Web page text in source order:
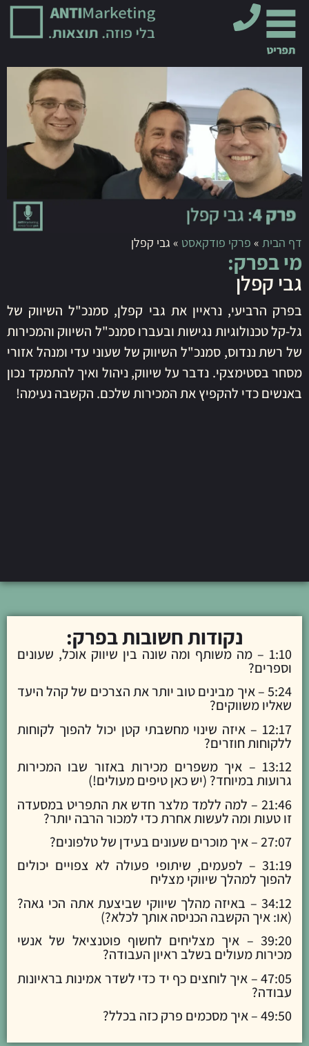
דף הבית » פרקי פודקאסט » גבי קפלן
מי בפרק:
גבי קפלן
בפרק הרביעי, נראיין את גבי קפלן, סמנכ"ל השיווק של
גל-קל טכנולוגיות נגישות ובעברו סמנכ"ל השיווק והמכירות
של רשת ננדוס, סמנכ"ל השיווק של שעוני עדי ומנהל אזורי
מסחר בסטימצקי. נדבר על שיווק, ניהול ואיך להתמקד נכון
באנשים כדי להקפיץ את המכירות שלכם. הקשבה נעימה!
נקודות חשובות בפרק:
1:10 – מה משותף ומה שונה בין שיווק אוכל, שעונים
וספרים?
5:24 – איך מבינים טוב יותר את הצרכים של קהל היעד
שאליו משווקים?
12:17 – איזה שינוי מחשבתי קטן יכול להפוך לקוחות
ללקוחות חוזרים?
13:12 – איך משפרים מכירות באזור שבו המכירות
גרועות במיוחד? (יש כאן טיפים מעולים!)
21:46 – למה ללמד מלצר חדש את התפריט במסעדה
זו טעות ומה לעשות אחרת כדי למכור הרבה יותר?
27:07 – איך מוכרים שעונים בעידן של טלפונים?
31:19 – לפעמים, שיתופי פעולה לא צפויים יכולים
להפוך למהלך שיווקי מצליח
34:12 – באיזה מהלך שיווקי שביצעת אתה הכי גאה?
(או: איך הקשבה הכניסה אותך לכלא?)
39:20 – איך מצליחים לחשוף פוטנציאל של אנשי
מכירות מעולים בשלב ראיון העבודה?
47:05 – איך לוחצים כף יד כדי לשדר אמינות בראיונות
עבודה?
49:50 – איך מסכמים פרק כזה בכלל?